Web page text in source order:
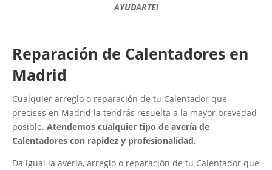
AYUDARTE!
Reparación de Calentadores en
Madrid
Cualquier arreglo o reparación de tu Calentador que
precises en Madrid la tendrás resuelta a la mayor brevedad
posible. Atendemos cualquier tipo de avería de
Calentadores con rapidez y profesionalidad.
Da igual la avería, arreglo o reparación de tu Calentador que